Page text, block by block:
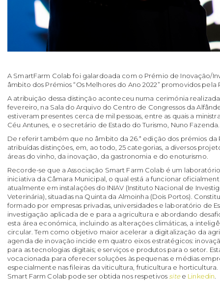
A SmartFarm Colab foi galardoada com o Prémio de Inovação/
âmbito dos Prémios “Os Melhores do Ano 2022” promovidos pela
A atribuição dessa distinção aconteceu numa cerimónia
fevereiro, na Sala do Arquivo do Centro de Congressos da
estiveram presentes cerca de mil pessoas, entre as quais a
Céu Antunes, e o secretário de Estado do Turismo, Nuno Fazenda.
De referir também que no âmbito da 26.ª edição dos prémios da
atribuídas distinções, em, ao todo, 25 categorias, a diversos
áreas do vinho, da inovação, da gastronomia e do enoturismo.
Recorde-se que a Associação Smart Farm Colab é um
iniciativa da Câmara Municipal, o qual está a funcionar
atualmente em instalações do INIAV (Instituto Nacional de
Veterinária), situadas na Quinta da Almoinha (Dois Portos).
formado por empresas privadas, universidades e laboratório de
investigação aplicada de e para a agricultura e abordando
esta área económica, incluindo as alterações climáticas, a
circular. Tem como objetivo maior acelerar a digitalização da
agenda de inovação incide em quatro eixos estratégicos:
para as tecnologias digitais; e serviços e produtos para o setor.
vocacionada para oferecer soluções às pequenas e médias
especialmente nas fileiras da viticultura, fruticultura e
Smart Farm Colab pode ser obtida nos respetivossitee Linkedin.